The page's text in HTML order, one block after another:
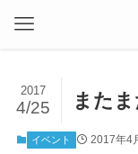
また
2017
4/25
イベント 2017年4